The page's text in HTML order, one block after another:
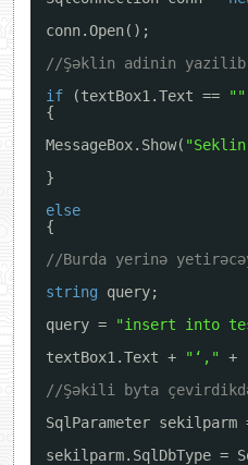
conn.Open();
//Şəklin adinin yazilib
if
(textBox1.Text == ""
{
MessageBox.Show(
}
else
{
//Burda yerinə
string
query;
query =
"insert into
textBox1.Text +
"‘," +
//Şəkili byta
SqlParameter sekilparm
sekilparm.SqlDbType =